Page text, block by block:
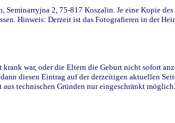
2, 75-817 Koszalin. Je eine Kopie
Hinweis: Derzeit ist das Fotografieren in der
war, oder die Eltern die Geburt nicht sofort
diesen Eintrag auf der derzeitigen aktuellen
technischen Gründen nur eingeschränkt